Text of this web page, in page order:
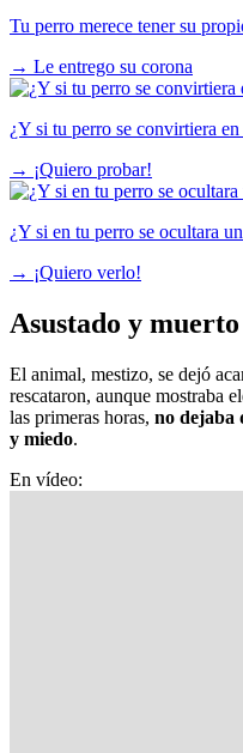
Tu perro merece tener su
→ Le entrego su corona
¿Y si tu perro se convirtiera
→ ¡Quiero probar!
¿Y si en tu perro se ocultara
→ ¡Quiero verlo!
Asustado y
El animal, mestizo, se dejó
rescataron, aunque mostraba
las primeras horas, no dejaba
y miedo.
En vídeo: